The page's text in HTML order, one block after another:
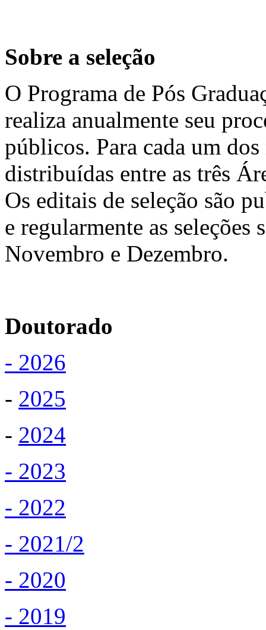
Sobre a seleção
O Programa de Pós
realiza anualmente seu
públicos. Para cada um
distribuídas entre as três
Os editais de seleção são
e regularmente as seleções
Novembro e Dezembro.
Doutorado
- 2026
- 2025
- 2024
- 2023
- 2022
- 2021/2
- 2020
- 2019